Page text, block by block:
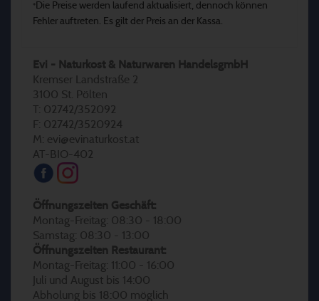
* Die Preise werden laufend aktualisiert, dennoch können
Fehler auftreten. Es gilt der Preis an der Kassa.
Evi - Naturkost & Naturwaren HandelsgmbH
Kremser Landstraße 2
3100 St. Pölten
T: 02742/352092
F: 02742/3520924
M: evi@evinaturkost.at
AT-BIO-402
Öffnungszeiten Geschäft:
Montag-Freitag: 08:30 - 18:00
Samstag: 08:30 - 13:00
Öffnungszeiten Restaurant:
Montag-Freitag: 11:00 - 16:00
Juli und August bis 14:00
Abholung bis 18:00 möglich